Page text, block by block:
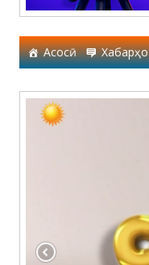
Асосӣ Хабарҳо